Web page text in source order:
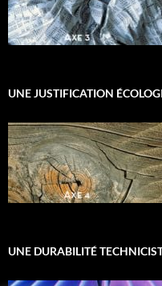
UNE JUSTIFICATION
UNE DURABILITÉ